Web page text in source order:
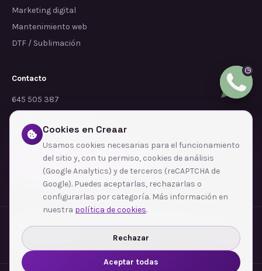
Marketing digital
Mantenimiento web
DTF / Sublimación
Contacto
645 505 387
info@dependalium.com
Mataró (Barcelona)
Déjanos tu reseña en Google
Zonas de cobertura·Barcelona·L'Hospitalet de Llobregat·Terrassa·Badalona
Sabadell
Santa Coloma de Gramenet
Ver todas las zonas →
Cookies en Creaar
Usamos cookies necesarias para el funcionamiento
del sitio y, con tu permiso, cookies de análisis
(Google Analytics) y de terceros (reCAPTCHA de
Google). Puedes aceptarlas, rechazarlas o
configurarlas por categoría. Más información en
nuestra política de cookies.
Rechazar
Aceptar todas